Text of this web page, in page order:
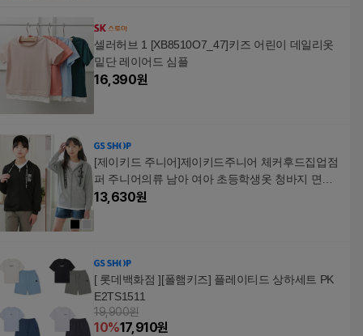
셀러허브 1 [XB8510O7_47]키즈 어린이 데일리옷
밑단 레이어드 심플
16,390원
[제이키드 주니어]제이키드주니어 체커후드집업점
퍼 주니어의류 남아 여아 초등학생옷 청바지 면바
지
13,630원
[ 롯데백화점 ][폴햄키즈] 플레이티드 상하세트 PK
E2TS1511
19,900원
10%17,910원